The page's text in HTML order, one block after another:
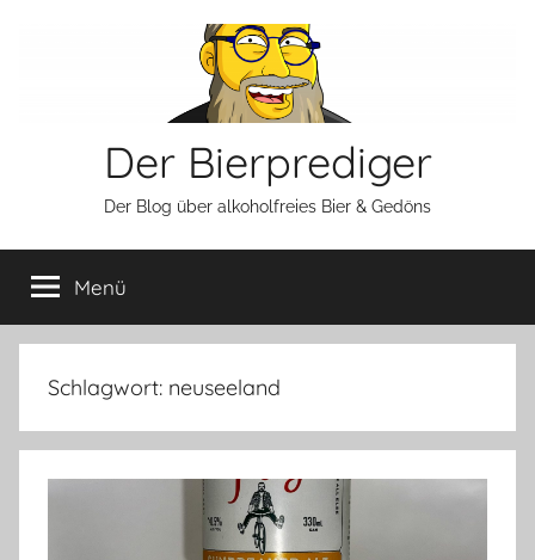
Der Bierprediger
Der Blog über alkoholfreies Bier & Gedöns
Menü
Schlagwort: neuseeland